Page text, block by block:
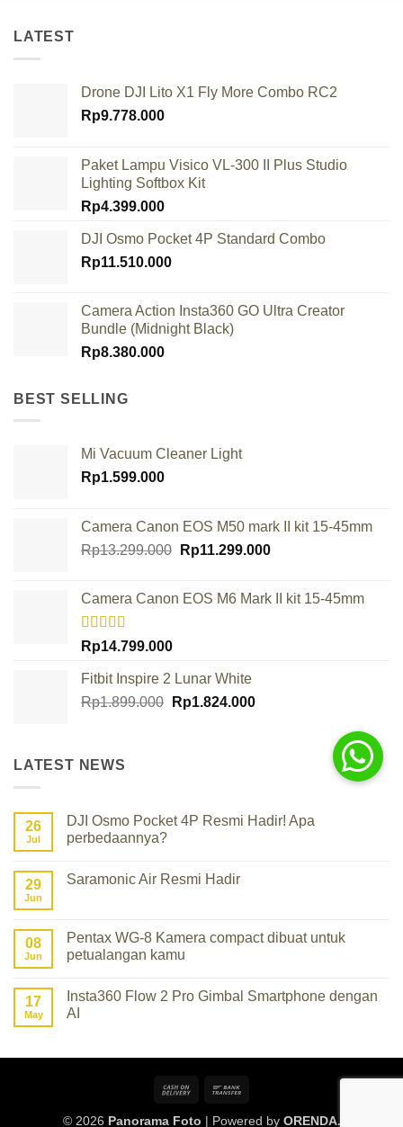
LATEST
Drone DJI Lito X1 Fly More Combo RC2
Rp9.778.000
Paket Lampu Visico VL-300 II Plus Studio
Lighting Softbox Kit
Rp4.399.000
DJI Osmo Pocket 4P Standard Combo
Rp11.510.000
Camera Action Insta360 GO Ultra Creator
Bundle (Midnight Black)
Rp8.380.000
BEST SELLING
Mi Vacuum Cleaner Light
Rp1.599.000
Camera Canon EOS M50 mark II kit 15-45mm
Rp13.299.000 Original
Rp13.299.000.
Rp11.299.000Current
Rp11.299.000.
Camera Canon EOS M6 Mark II kit 15-45mm
Rated
4.00
of 5
Rp14.799.000
Fitbit Inspire 2 Lunar White
Rp1.899.000 Original
Rp1.824.000Current
Rp1.824.000.
LATEST NEWS
26
Jul
DJI Osmo Pocket 4P Resmi Hadir! Apa
perbedaannya?
on
Resmi
Hadir!
Apa
29
Jun
Saramonic Air Resmi Hadir
Saramonic
Air
Resmi
08
Jun
Pentax WG-8 Kamera compact dibuat untuk
petualangan kamu
on
Pentax
WG-
17
May
Insta360 Flow 2 Pro Gimbal Smartphone dengan
AI
Smartphone
Cash
© 2026 Panorama Foto | Powered by ORENDA.